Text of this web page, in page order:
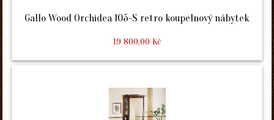
Gallo Wood Orchidea 105-S retro koupelnový nábytek
19 800,00 Kč